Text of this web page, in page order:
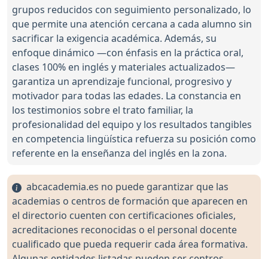
grupos reducidos con seguimiento personalizado, lo
que permite una atención cercana a cada alumno sin
sacrificar la exigencia académica. Además, su
enfoque dinámico —con énfasis en la práctica oral,
clases 100% en inglés y materiales actualizados—
garantiza un aprendizaje funcional, progresivo y
motivador para todas las edades. La constancia en
los testimonios sobre el trato familiar, la
profesionalidad del equipo y los resultados tangibles
en competencia lingüística refuerza su posición como
referente en la enseñanza del inglés en la zona.
abcacademia.es no puede garantizar que las
academias o centros de formación que aparecen en
el directorio cuenten con certificaciones oficiales,
acreditaciones reconocidas o el personal docente
cualificado que pueda requerir cada área formativa.